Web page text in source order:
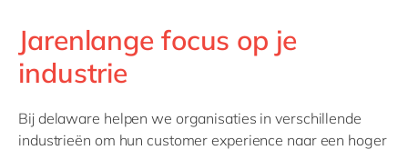
Jarenlange focus op je
industrie
Bij delaware helpen we organisaties in verschillende
industrieën om hun customer experience naar een hoger